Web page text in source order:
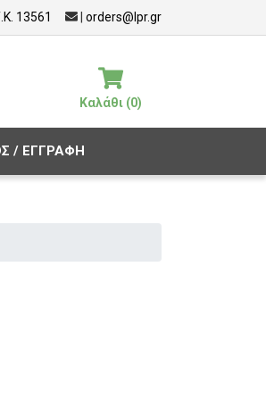
13561 orders@lpr.gr
Καλάθι (0)
/ ΕΓΓΡΑΦΉ